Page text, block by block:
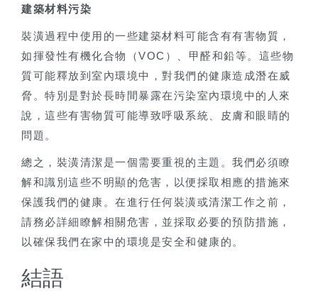
建築材料污染
裝潢過程中使用的一些建築材料可能含有有害物質，
如揮發性有機化合物（VOC）、甲醛和鉛等。這些物
質可能釋放到室內環境中，對我們的健康造成潛在威
脅。特別是對於長時間暴露在污染室內環境中的人來
說，這些有害物質可能導致呼吸系統、皮膚和眼睛的
問題。
總之，裝潢清潔是一個需要重視的主題。我們必須瞭
解和識別這些不明顯的危害，以便採取相應的措施來
保護我們的健康。在進行任何裝潢或清潔工作之前，
請務必詳細瞭解相關危害，並採取必要的預防措施，
以確保我們在家中的環境是安全和健康的。
結語